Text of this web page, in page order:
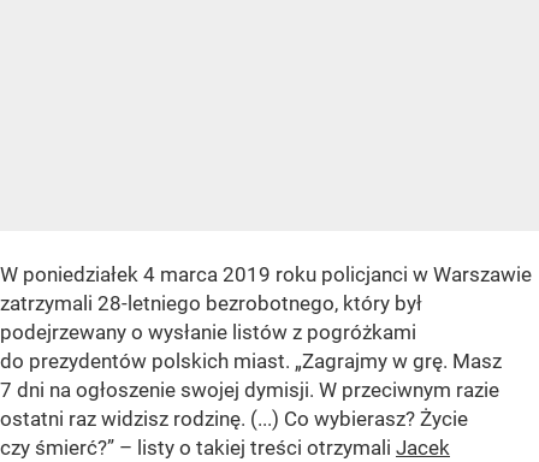
W poniedziałek 4 marca 2019 roku policjanci w Warszawie
zatrzymali 28-letniego bezrobotnego, który był
podejrzewany o wysłanie listów z pogróżkami
do prezydentów polskich miast. „Zagrajmy w grę. Masz
7 dni na ogłoszenie swojej dymisji. W przeciwnym razie
ostatni raz widzisz rodzinę. (...) Co wybierasz? Życie
czy śmierć?” – listy o takiej treści otrzymali Jacek